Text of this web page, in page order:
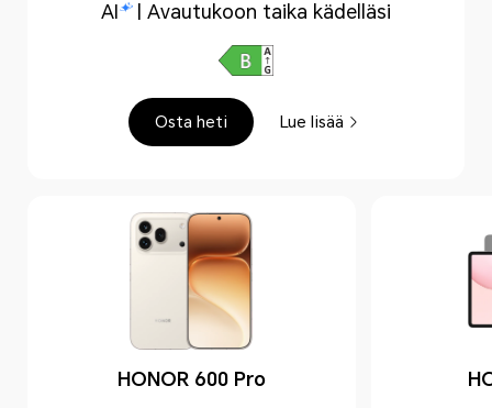
AI | Avautukoon taika kädelläsi
Osta heti Lue lisää
HONOR 600 Pro